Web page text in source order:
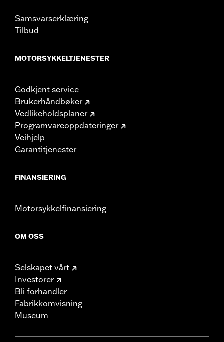
Samsvarserklæring
Tilbud
MOTORSYKKELTJENESTER
Godkjent service
Brukerhåndbøker
Vedlikeholdsplaner
Programvareoppdateringer
Veihjelp
Garantitjenester
FINANSIERING
Motorsykkelfinansiering
OM OSS
Selskapet vårt
Investorer
Bli forhandler
Fabrikkomvisning
Museum